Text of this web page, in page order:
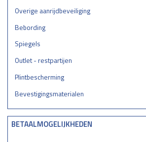
Overige aanrijdbeveiliging
Bebording
Spiegels
Outlet - restpartijen
Plintbescherming
Bevestigingsmaterialen
BETAALMOGELIJKHEDEN